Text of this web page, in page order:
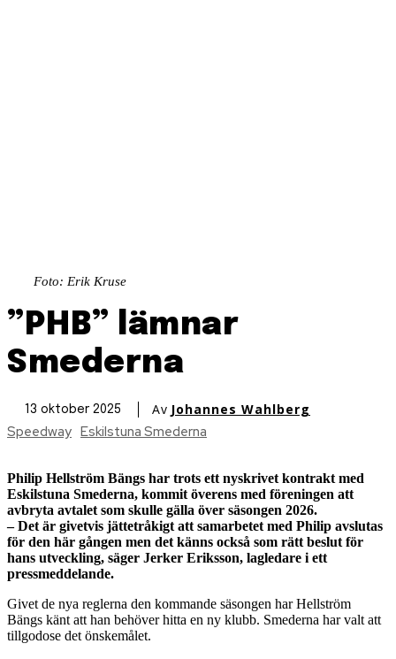
Foto: Erik Kruse
”PHB” lämnar
Smederna
13 oktober 2025 Av Johannes Wahlberg
Speedway Eskilstuna Smederna
Philip Hellström Bängs har trots ett nyskrivet kontrakt med
Eskilstuna Smederna, kommit överens med föreningen att
avbryta avtalet som skulle gälla över säsongen 2026.
– Det är givetvis jättetråkigt att samarbetet med Philip avslutas
för den här gången men det känns också som rätt beslut för
hans utveckling, säger Jerker Eriksson, lagledare i ett
pressmeddelande.
Givet de nya reglerna den kommande säsongen har Hellström
Bängs känt att han behöver hitta en ny klubb. Smederna har valt att
tillgodose det önskemålet.